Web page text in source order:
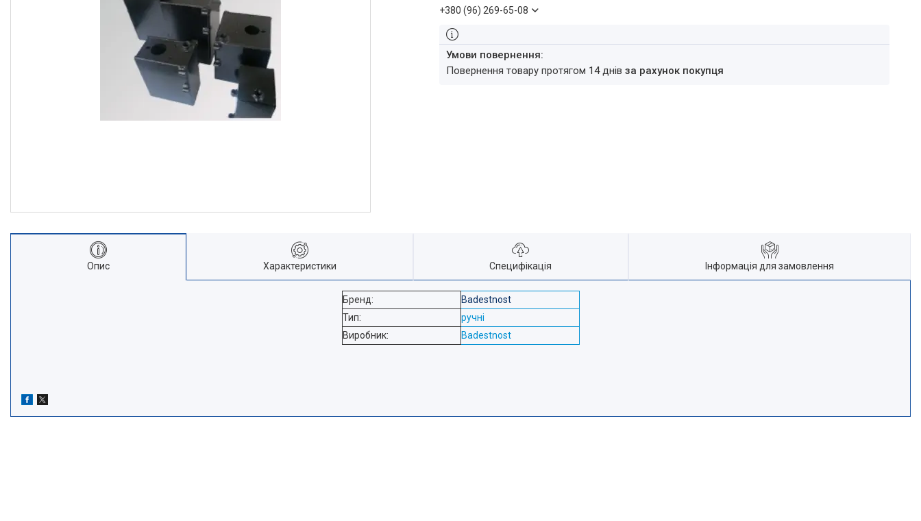
ДОРОЖНЬОГО ТЕХНІКИ
+380 (96) 269-65-08
повернення товару протягом 14 днівза рахунок покупця
Опис Характеристики Специфікація Інформація для замовлення
Бренд:
Badestnost
Тип:
ручні
Виробник:
Badestnost